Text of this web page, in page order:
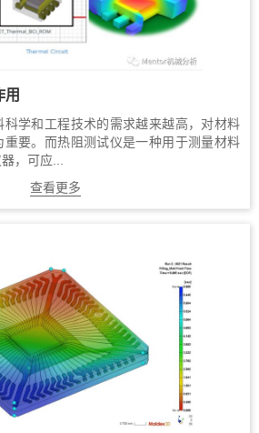
用
科学和工程技术的需求越来越高，对材料
重要。而热阻测试仪是一种用于测量材料
，可应...
查看更多